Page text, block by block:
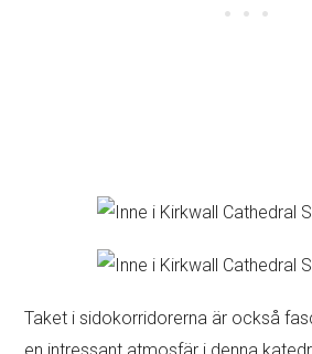
Taket i sidokorridorerna är också